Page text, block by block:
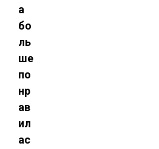
а
бо
ль
ше
по
нр
ав
ил
ас